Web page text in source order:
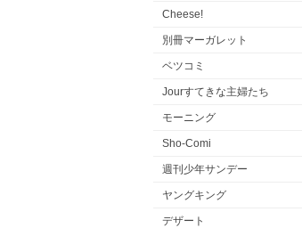
Cheese!
別冊マーガレット
ベツコミ
Jourすてきな主婦たち
モーニング
Sho-Comi
週刊少年サンデー
ヤングキング
デザート